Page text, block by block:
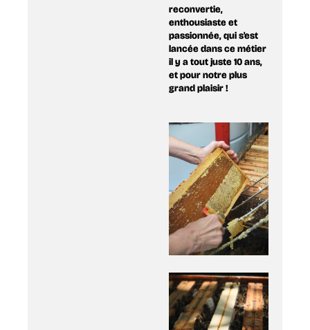
reconvertie,
enthousiaste et
passionnée, qui s'est
lancée dans ce métier
il y a tout juste 10 ans,
et pour notre plus
grand plaisir !